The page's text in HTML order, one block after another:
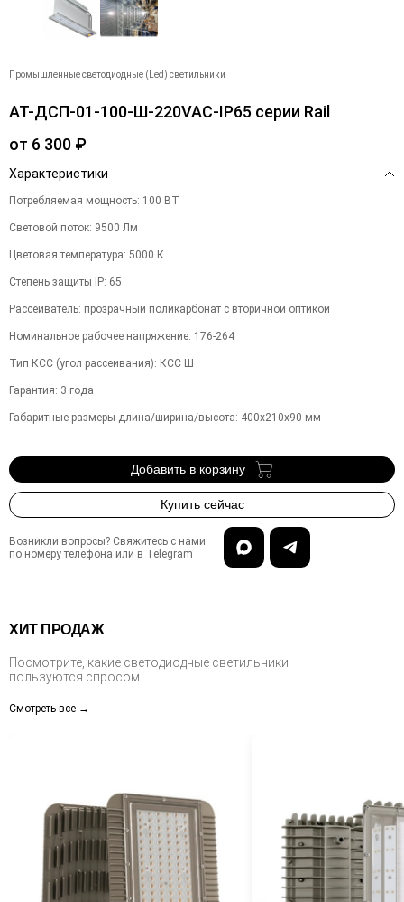
Промышленные светодиодные (Led) светильники
АТ-ДСП-01-100-Ш-220VAC-IP65 серии Rail
от 6 300 ₽
Характеристики
Потребляемая мощность: 100 ВТ
Световой поток: 9500 Лм
Цветовая температура: 5000 К
Степень защиты IP: 65
Рассеиватель: прозрачный поликарбонат с вторичной оптикой
Номинальное рабочее напряжение: 176-264
Тип КСС (угол рассеивания): КСС Ш
Гарантия: 3 года
Габаритные размеры длина/ширина/высота: 400х210х90 мм
Добавить в корзину
Купить сейчас
Возникли вопросы? Свяжитесь с нами
по номеру телефона или в Telegram
ХИТ ПРОДАЖ
Посмотрите, какие светодиодные светильники
пользуются спросом
Смотреть все →